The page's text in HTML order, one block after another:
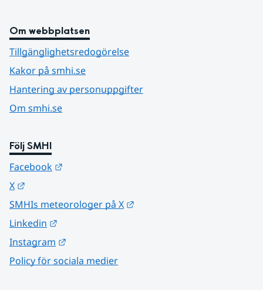
Om webbplatsen
Tillgänglighetsredogörelse
Kakor på smhi.se
Hantering av personuppgifter
Om smhi.se
Följ SMHI
Facebook
X
SMHIs meteorologer på X
Linkedin
Instagram
Policy för sociala medier